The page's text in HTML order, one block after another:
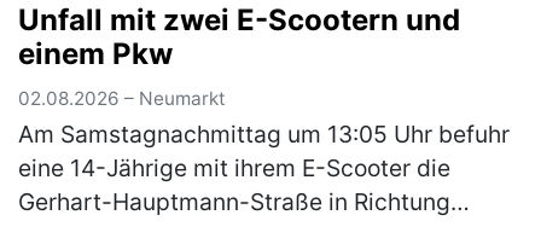
(mehr)
Unfall mit zwei E-Scootern und
einem Pkw
02.08.2026 – Neumarkt
Am Samstagnachmittag um 13:05 Uhr befuhr
eine 14-Jährige mit ihrem E-Scooter die
Gerhart-Hauptmann-Straße in Richtung